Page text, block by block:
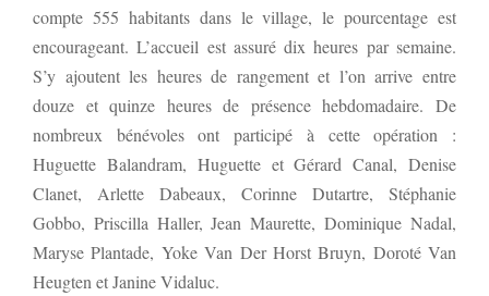
compte 555 habitants dans le village, le pourcentage est
encourageant. L’accueil est assuré dix heures par semaine.
S’y ajoutent les heures de rangement et l’on arrive entre
douze et quinze heures de présence hebdomadaire. De
nombreux bénévoles ont participé à cette opération :
Huguette Balandram, Huguette et Gérard Canal, Denise
Clanet, Arlette Dabeaux, Corinne Dutartre, Stéphanie
Gobbo, Priscilla Haller, Jean Maurette, Dominique Nadal,
Maryse Plantade, Yoke Van Der Horst Bruyn, Doroté Van
Heugten et Janine Vidaluc.